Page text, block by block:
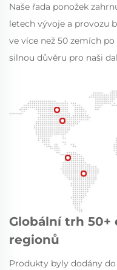
Naše řada ponožek
letech vývoje a provozu
ve více než 50 zemích
silnou důvěru pro naši
Globální trh
regionů
Produkty byly dodány